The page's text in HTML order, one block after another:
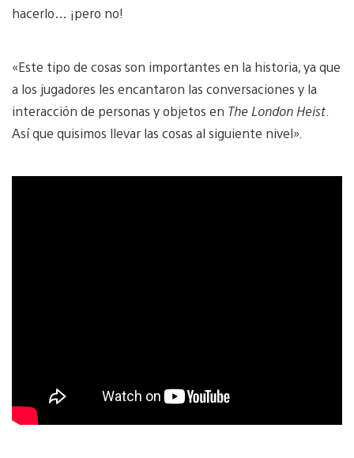
hacerlo… ¡pero no!
«Este tipo de cosas son importantes en la historia, ya que
a los jugadores les encantaron las conversaciones y la
interacción de personas y objetos en The London Heist
Así que quisimos llevar las cosas al siguiente nivel».